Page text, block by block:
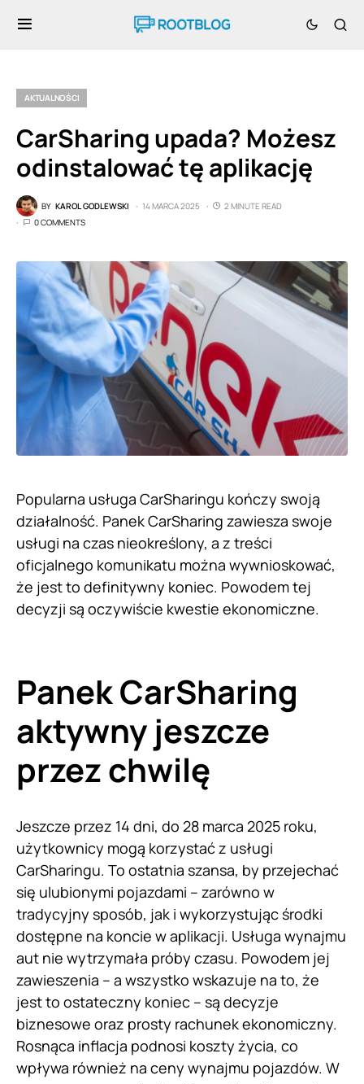
AKTUALNOŚCI
CarSharing upada? Możesz
odinstalować tę aplikację
BY KAROL GODLEWSKI 14 MARCA 2025
2 MINUTE READ
0 COMMENTS
Popularna usługa CarSharingu kończy swoją
działalność. Panek CarSharing zawiesza swoje
usługi na czas nieokreślony, a z treści
oficjalnego komunikatu można wywnioskować,
że jest to definitywny koniec. Powodem tej
decyzji są oczywiście kwestie ekonomiczne.
Panek CarSharing
aktywny jeszcze
przez chwilę
Jeszcze przez 14 dni, do 28 marca 2025 roku,
użytkownicy mogą korzystać z usługi
CarSharingu. To ostatnia szansa, by przejechać
się ulubionymi pojazdami – zarówno w
tradycyjny sposób, jak i wykorzystując środki
dostępne na koncie w aplikacji. Usługa wynajmu
aut nie wytrzymała próby czasu. Powodem jej
zawieszenia – a wszystko wskazuje na to, że
jest to ostateczny koniec – są decyzje
biznesowe oraz prosty rachunek ekonomiczny.
Rosnąca inflacja podnosi koszty życia, co
wpływa również na ceny wynajmu pojazdów. W